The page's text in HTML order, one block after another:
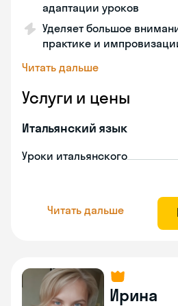
адаптации уроков
Уделяет большое
практике и
Читать дальше
Услуги и цены
Итальянский язык
Уроки итальянского
Читать дальше
Ирина